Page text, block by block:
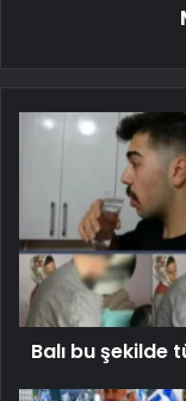
Balı bu şekilde